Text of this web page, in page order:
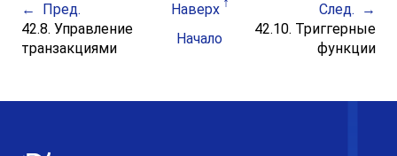
Пред. Наверх
След.
42.8. Управление
транзакциями
Начало
42.10. Триггерные
функции